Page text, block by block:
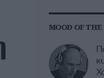
MOOD OF THE